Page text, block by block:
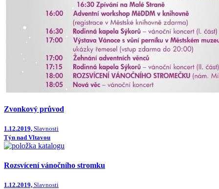
Zvonkový průvod
1.12.2019, Slavnosti
Týn nad Vltavou
Rozsvícení vánočního stromku
1.12.2019, Slavnosti